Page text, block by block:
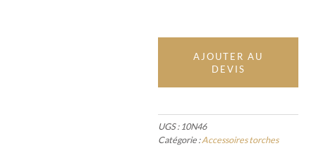
AJOUTER AU
DEVIS
UGS : 10N46
Catégorie :Accessoires torches